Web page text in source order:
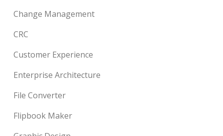
Change Management
CRC
Customer Experience
Enterprise Architecture
File Converter
Flipbook Maker